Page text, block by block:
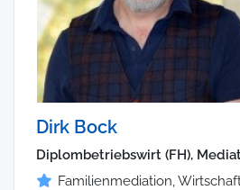
Dirk Bock
Diplombetriebswirt (FH),
Familienmediation,